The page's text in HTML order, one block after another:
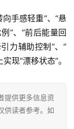
手感轻重”、“悬
”、“前后能量回
力辅助控制“、”
现“漂移状态”。
提供更多信息资
供读者参考。如